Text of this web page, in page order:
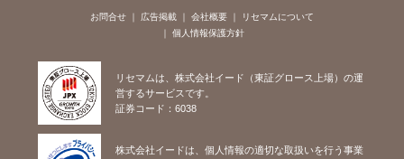
お問合せ 広告掲載 会社概要
リセマムについて
個人情報保護方針
リセマムは、株式会社イード（東証グロース上場）の運
営するサービスです。
証券コード：6038
株式会社イードは、個人情報の適切な取扱いを行う事業